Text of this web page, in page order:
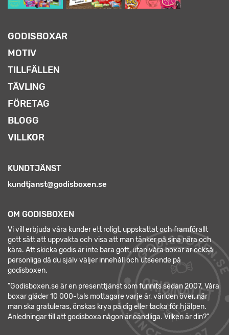
GODISBOXAR
MOTIV
TILLFÄLLEN
TÄVLING
FÖRETAG
BLOGG
VILLKOR
KUNDTJÄNST
kundtjanst@godisboxen.se
OM GODISBOXEN
Vi vill erbjuda våra kunder ett roligt, uppskattat och framförallt
gott sätt att uppvakta och visa att man tänker på sina nära och
kära. Att skicka godis är inte bara gott, utan våra boxar är också
personliga då du själv väljer innehåll och utseende på
godisboxen.
”Godisboxen.se är en presenttjänst som funnits sedan 2007. Våra
boxar gläder 10 000-tals mottagare varje år, världen över, när
man ska gratuleras, önskas krya på dig eller tacka för hjälpen.
Anledningar till att godisboxa någon är oändliga. Vilken är din?”